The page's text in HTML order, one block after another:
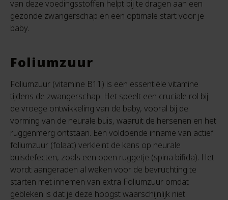
van deze voedingsstoffen helpt bij te dragen aan een
gezonde zwangerschap en een optimale start voor je
baby.
Foliumzuur
Foliumzuur (vitamine B11) is een essentiële vitamine
tijdens de zwangerschap. Het speelt een cruciale rol bij
de vroege ontwikkeling van de baby, vooral bij de
vorming van de neurale buis, waaruit de hersenen en het
ruggenmerg ontstaan. Een voldoende inname van actief
foliumzuur (folaat) verkleint de kans op neurale
buisdefecten, zoals een open ruggetje (spina bifida). Het
wordt aangeraden al weken voor de bevruchting te
starten met innemen van extra Foliumzuur omdat
gebleken is dat je deze hoogst waarschijnlijk niet